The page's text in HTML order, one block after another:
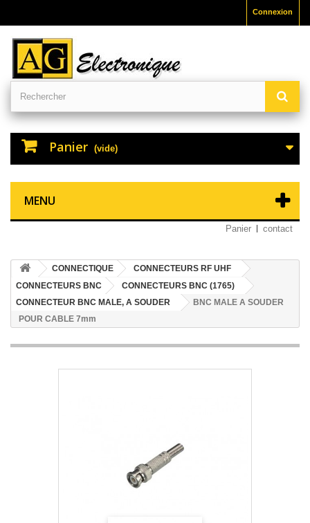
Connexion
Panier (vide)
MENU
Panier contact
CONNECTIQUE
CONNECTEURS RF UHF
CONNECTEURS BNC
CONNECTEURS BNC (1765)
CONNECTEUR BNC MALE, A SOUDER
BNC MALE A SOUDER
POUR CABLE 7mm